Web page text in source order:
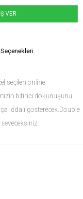
VER
seçilen online
bitirici dokunuşunu
iddalı gösterecek.Double
( Medium )